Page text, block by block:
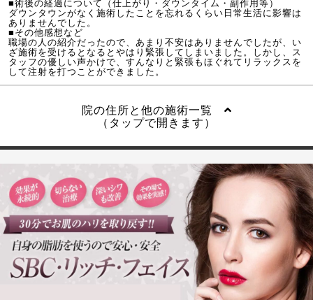
■術後の経過について（仕上がり・ダウンタイム・副作用等）
ダウンタウンがなく施術したことを忘れるくらい日常生活に影響は
ありませんでした。
■その他感想など
職場の人の紹介だったので、あまり不安はありませんでしたが、い
ざ施術を受けるとなるとやはり緊張してしまいました。しかし、ス
タッフの優しい声かけで、すんなりと緊張もほぐれてリラックスを
して注射を打つことができました。
院の住所と他の施術一覧
（タップで開きます）